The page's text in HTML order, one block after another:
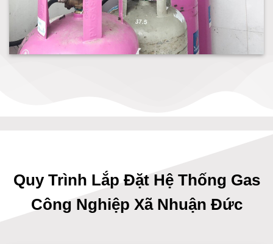
Quy Trình Lắp Đặt Hệ Thống Gas
Công Nghiệp Xã Nhuận Đức